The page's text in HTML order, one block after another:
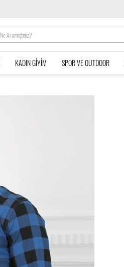
KADIN GIYIM SPOR VE OUTDOOR